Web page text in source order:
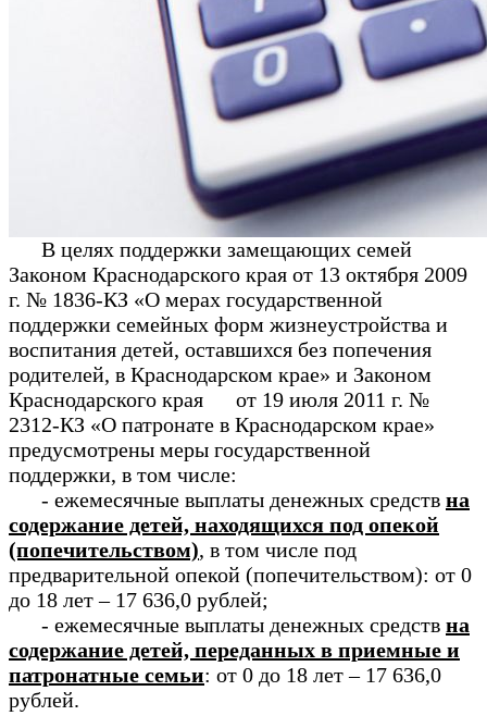
В целях поддержки замещающих семей
Законом Краснодарского края от 13 октября 2009
г. № 1836-КЗ «О мерах государственной
поддержки семейных форм жизнеустройства и
воспитания детей, оставшихся без попечения
родителей, в Краснодарском крае» и Законом
Краснодарского края от 19 июля 2011 г. №
2312-КЗ «О патронате в Краснодарском крае»
предусмотрены меры государственной
поддержки, в том числе:
- ежемесячные выплаты денежных средств на
содержание детей, находящихся под опекой
(попечительством), в том числе под
предварительной опекой (попечительством): от 0
до 18 лет – 17 636,0 рублей;
- ежемесячные выплаты денежных средств на
содержание детей, переданных в приемные и
патронатные семьи: от 0 до 18 лет – 17 636,0
рублей.